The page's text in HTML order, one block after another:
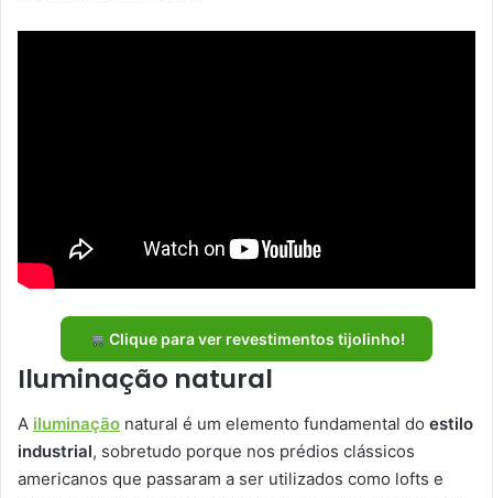
Clique para ver revestimentos tijolinho!
Iluminação natural
A iluminação natural é um elemento fundamental do estilo
industrial, sobretudo porque nos prédios clássicos
americanos que passaram a ser utilizados como lofts e